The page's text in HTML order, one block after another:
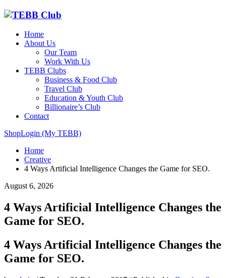
Home
About Us
Our Team
Work With Us
TEBB Clubs
Business & Food Club
Travel Club
Education & Youth Club
Billionaire’s Club
Contact
ShopLogin (My TEBB)
Home
Creative
4 Ways Artificial Intelligence Changes the Game for SEO.
August 6, 2026
4 Ways Artificial Intelligence Changes the
Game for SEO.
4 Ways Artificial Intelligence Changes the
Game for SEO.